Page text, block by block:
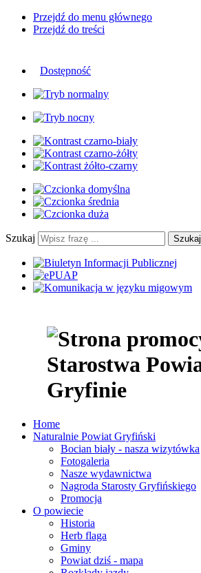
Przejdź do menu głównego
Przejdź do treści
Dostępność
Szukaj Szukaj
Home
Naturalnie Powiat Gryfiński
Bocian biały - nasza wizytówka
Fotogaleria
Nasze wydawnictwa
Nagroda Starosty Gryfińskiego
Promocja
O powiecie
Historia
Herb flaga
Gminy
Powiat dziś - mapa